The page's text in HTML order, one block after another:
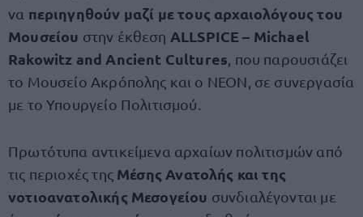
να περιηγηθούν μαζί με τους αρχαιολόγους του
Μουσείου στην έκθεση ALLSPICE – Michael
Rakowitz and Ancient Cultures , που παρουσιάζει
το Μουσείο Ακρόπολης και ο ΝΕΟΝ, σε συνεργασία
με το Υπουργείο Πολιτισμού.
Πρωτότυπα αντικείμενα αρχαίων πολιτισμών από
τις περιοχές της Μέσης Ανατολής και της
νοτιοανατολικής Μεσογείου συνδιαλέγονται με